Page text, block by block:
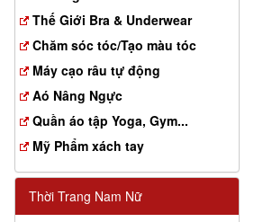
Thế Giới Bra & Underwear
Chăm sóc tóc/Tạo màu tóc
Máy cạo râu tự động
Aó Nâng Ngực
Quần áo tập Yoga, Gym...
Mỹ Phẩm xách tay
Thời Trang Nam Nữ